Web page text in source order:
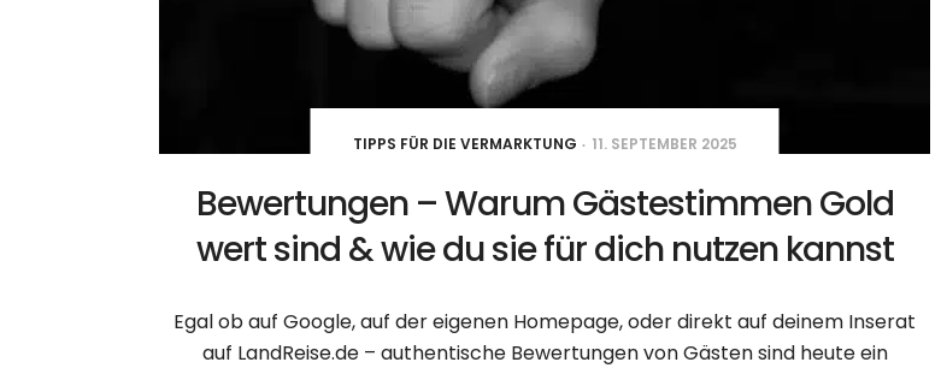
TIPPS FÜR DIE VERMARKTUNG 11. SEPTEMBER 2025
Bewertungen – Warum Gästestimmen Gold
wert sind & wie du sie für dich nutzen kannst
Egal ob auf Google, auf der eigenen Homepage, oder direkt auf deinem Inserat
auf LandReise.de – authentische Bewertungen von Gästen sind heute ein